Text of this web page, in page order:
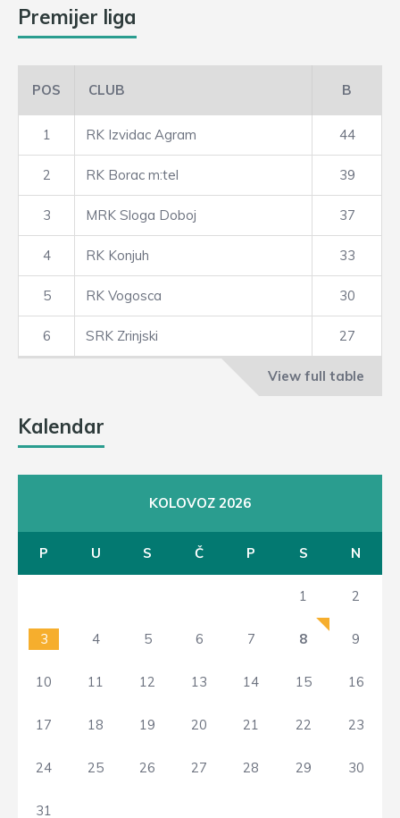
Premijer liga
POS CLUB B
1 RK Izvidac Agram 44
2 RK Borac m:tel 39
3 MRK Sloga Doboj 37
4 RK Konjuh 33
5 RK Vogosca 30
6 SRK Zrinjski 27
View full table
Kalendar
KOLOVOZ 2026
P U S Č P S N
1 2
3 4 5 6 7 8 9
10 11 12 13 14 15 16
17 18 19 20 21 22 23
24 25 26 27 28 29 30
31